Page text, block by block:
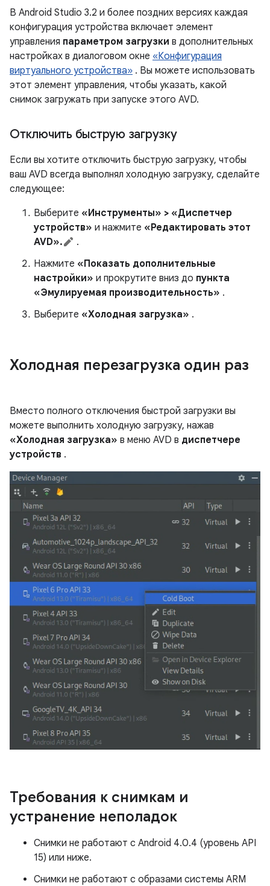
В Android Studio 3.2 и более поздних версиях каждая
конфигурация устройства включает элемент
управления параметром загрузки в дополнительных
настройках в диалоговом окне «Конфигурация
виртуального устройства» . Вы можете использовать
этот элемент управления, чтобы указать, какой
снимок загружать при запуске этого AVD.
Отключить быструю загрузку
Если вы хотите отключить быструю загрузку, чтобы
ваш AVD всегда выполнял холодную загрузку, сделайте
следующее:
Выберите «Инструменты» > «Диспетчер
устройств» и нажмите «Редактировать этот
AVD».
.
Нажмите «Показать дополнительные
настройки» и прокрутите вниз до пункта
«Эмулируемая производительность» .
Выберите «Холодная загрузка» .
Холодная перезагрузка один раз
Вместо полного отключения быстрой загрузки вы
можете выполнить холодную загрузку, нажав
«Холодная загрузка» в меню AVD в диспетчере
устройств .
Требования к снимкам и
устранение неполадок
Снимки не работают с Android 4.0.4 (уровень API
15) или ниже.
Снимки не работают с образами системы ARM